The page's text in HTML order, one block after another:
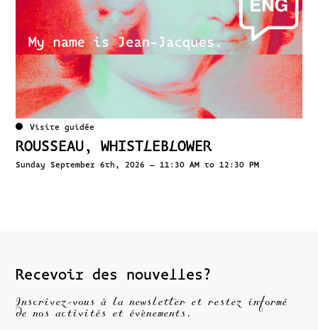
Visite guidée
ROUSSEAU, WHISTLEBLOWER
Sunday September 6th, 2026 – 11:30 AM to 12:30 PM
Recevoir des nouvelles?
Inscrivez-vous à la newsletter et restez informé
de nos activités et évènements.